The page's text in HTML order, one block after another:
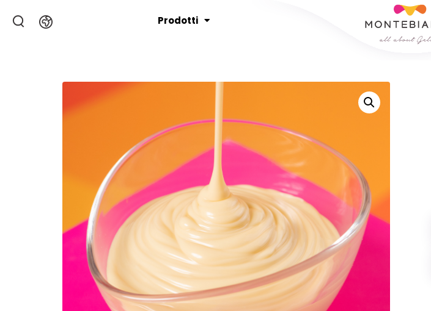
Prodotti